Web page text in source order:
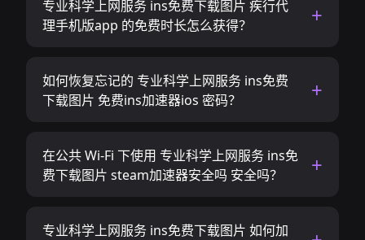
专业科学上网服务 ins免费下载图片 疾行代
理手机版app 的免费时长怎么获得？
如何恢复忘记的 专业科学上网服务 ins免费
下载图片 免费ins加速器ios 密码？
在公共 Wi-Fi 下使用 专业科学上网服务 ins免
费下载图片 steam加速器安全吗 安全吗？
专业科学上网服务 ins免费下载图片 如何加